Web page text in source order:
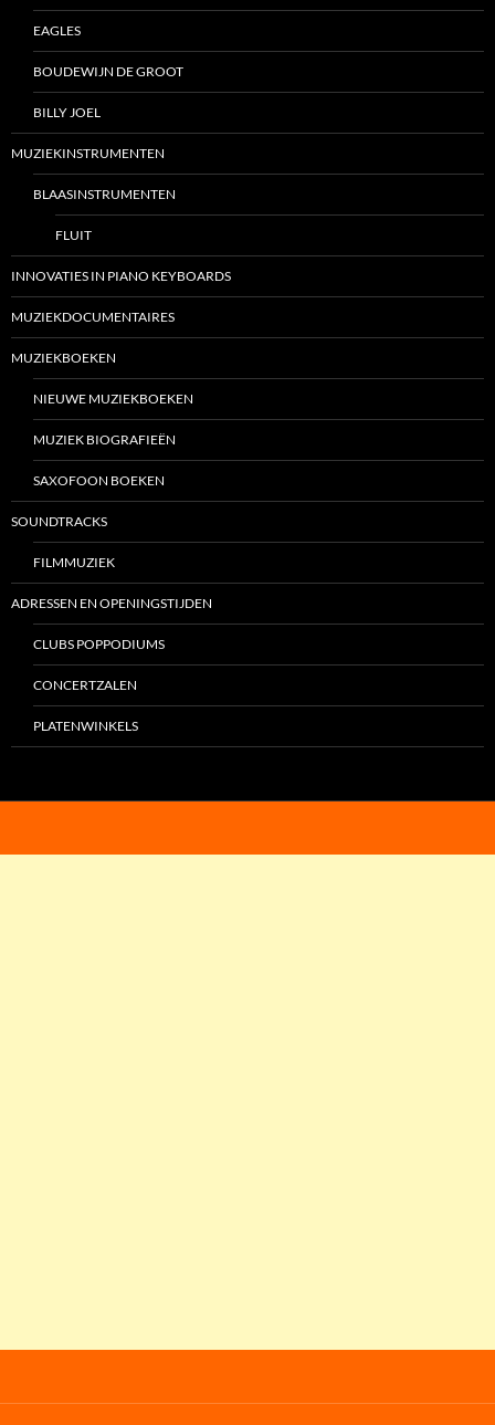
EAGLES
BOUDEWIJN DE GROOT
BILLY JOEL
MUZIEKINSTRUMENTEN
BLAASINSTRUMENTEN
FLUIT
INNOVATIES IN PIANO KEYBOARDS
MUZIEKDOCUMENTAIRES
MUZIEKBOEKEN
NIEUWE MUZIEKBOEKEN
MUZIEK BIOGRAFIEËN
SAXOFOON BOEKEN
SOUNDTRACKS
FILMMUZIEK
ADRESSEN EN OPENINGSTIJDEN
CLUBS POPPODIUMS
CONCERTZALEN
PLATENWINKELS